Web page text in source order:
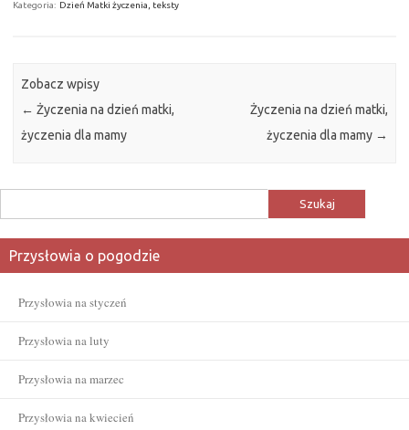
Kategoria: Dzień Matki życzenia, teksty
Zobacz wpisy
← Życzenia na dzień matki,
życzenia dla mamy
Życzenia na dzień matki,
życzenia dla mamy →
Przysłowia o pogodzie
Przysłowia na styczeń
Przysłowia na luty
Przysłowia na marzec
Przysłowia na kwiecień